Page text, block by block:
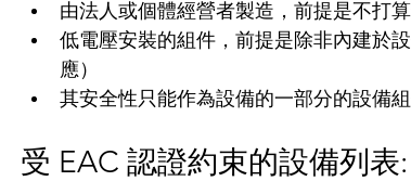
由法人或個體經營者製造，前提是不打
低電壓安裝的組件，前提是除非內建於
應）
其安全性只能作為設備的一部分的設備
受 EAC 認證約束的設備列表: